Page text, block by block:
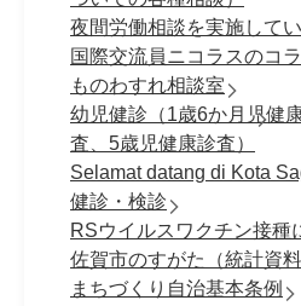
夜間労働相談を実施して
国際交流員ニコラスのコ
ものわすれ相談室
幼児健診（1歳6か月児健
査、5歳児健康診査）
Selamat datang di Kota
健診・検診
RSウイルスワクチン接種
佐賀市のすがた（統計資料
まちづくり自治基本条例